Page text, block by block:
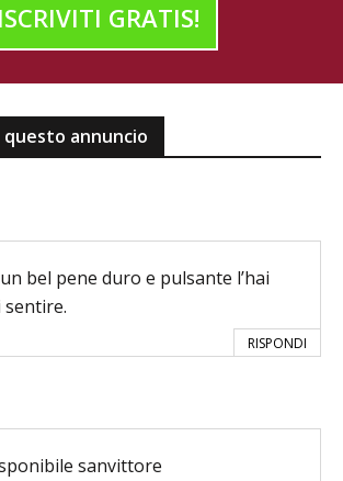
ISCRIVITI GRATIS!
annuncio
bel pene duro e pulsante l’hai
RISPONDI
sanvittore